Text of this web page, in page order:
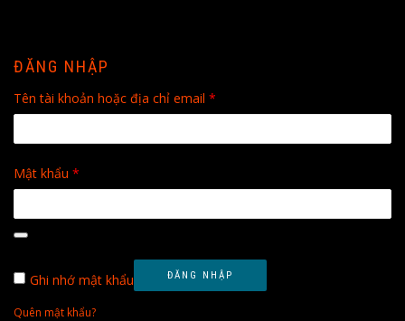
ĐĂNG NHẬP
Tên tài khoản hoặc địa chỉ email *
buộc
Mật khẩu *
buộc
Ghi nhớ mật khẩu ĐĂNG NHẬP
Quên mật khẩu?